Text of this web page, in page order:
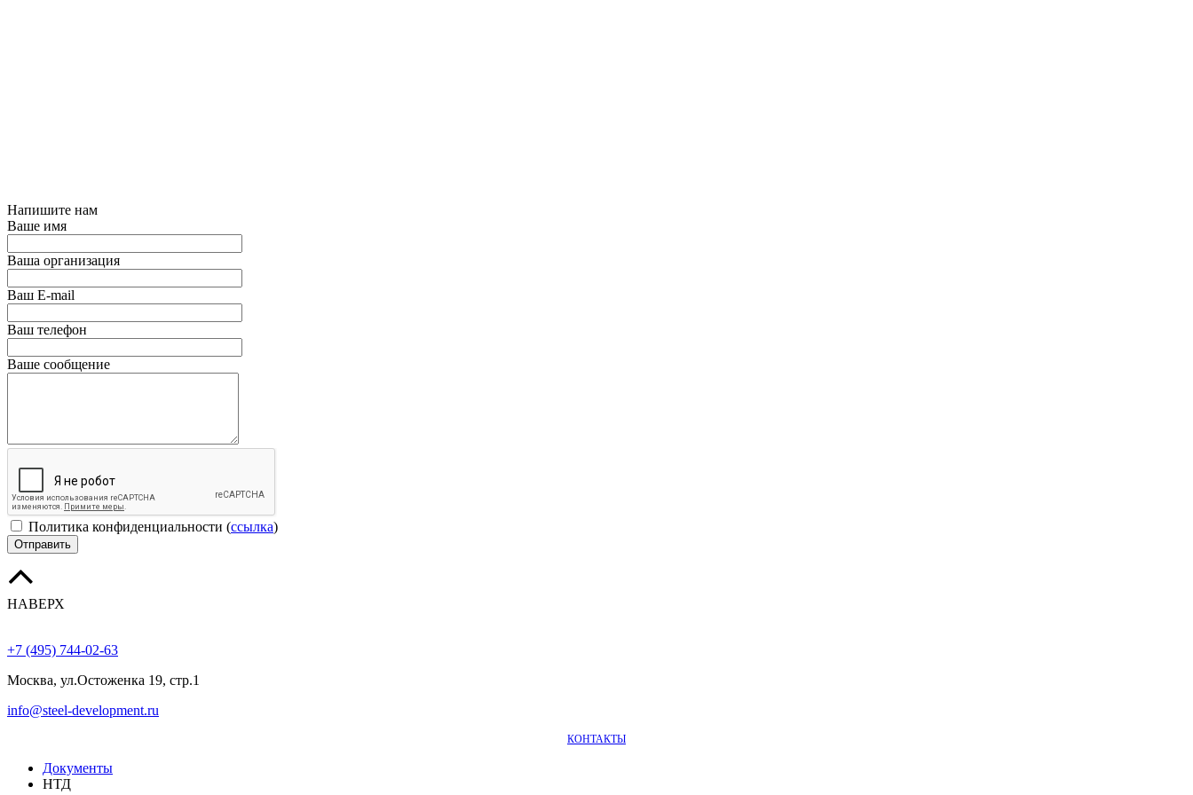
Напишите нам
Ваше имя
Ваша организация
Ваш E-mail
Ваш телефон
Ваше сообщение
Политика конфиденциальности (ссылка)
Отправить
НАВЕРХ
+7 (495) 744-02-63
Москва, ул.Остоженка 19, стр.1
info@steel-development.ru
КОНТАКТЫ
Документы
НТД